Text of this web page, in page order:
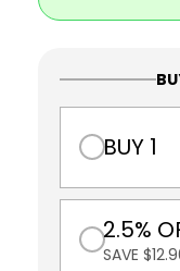
BUY 1
2.5%
SAVE